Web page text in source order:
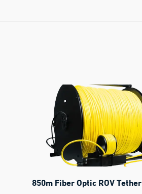
850m Fiber Optic ROV Tether